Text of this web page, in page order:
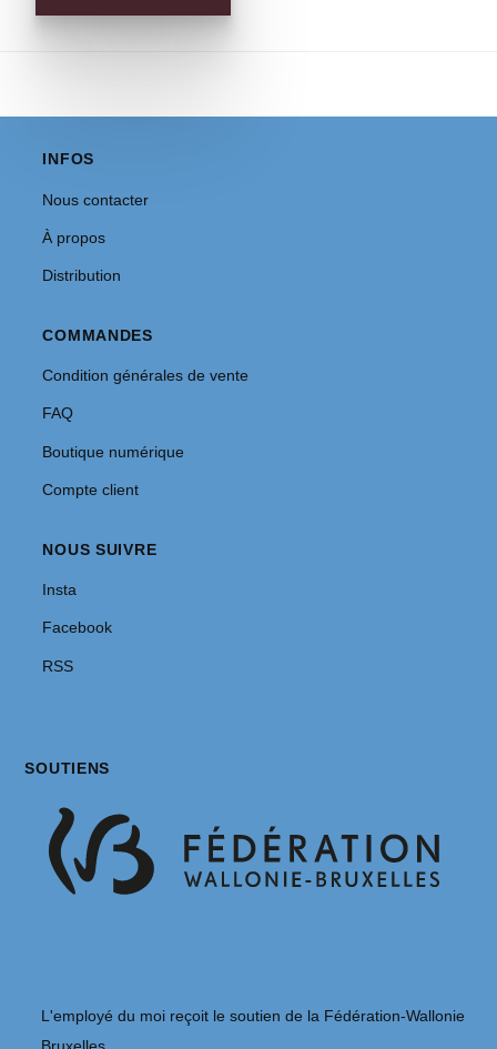
INFOS
Nous contacter
À propos
Distribution
COMMANDES
Condition générales de vente
FAQ
Boutique numérique
Compte client
NOUS SUIVRE
Insta
Facebook
RSS
SOUTIENS
L'employé du moi reçoit le soutien de la Fédération-Wallonie